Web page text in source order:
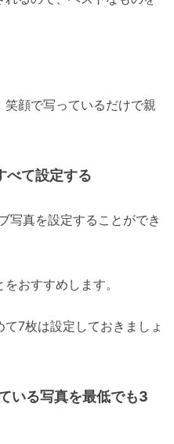
顔で写っているだけで親
べて設定する
写真を設定することができ
おすすめします。
7枚は設定しておきましょ
いる写真を最低でも3